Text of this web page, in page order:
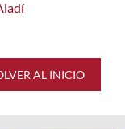
AL INICIO